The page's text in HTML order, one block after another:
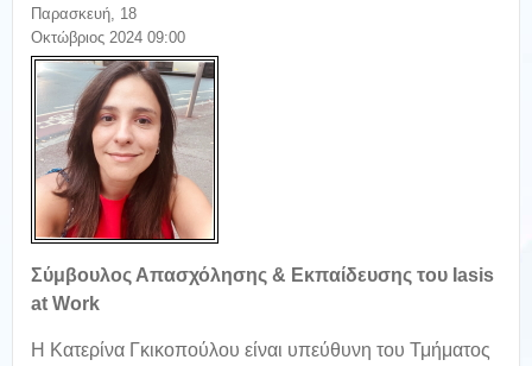
Παρασκευή, 18
Οκτώβριος 2024 09:00
Σύμβουλος Απασχόλησης & Εκπαίδευσης του Iasis
at Work
Η Κατερίνα Γκικοπούλου είναι υπεύθυνη του Τμήματος